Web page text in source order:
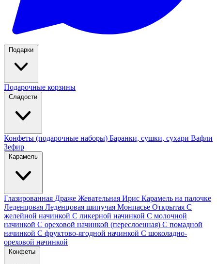
Подарки
Подарочные корзины
Сладости
Конфеты (подарочные наборы) Баранки, сушки, сухари Вафли
Зефир
Карамель
Глазированная Драже Жевательная Ирис Карамель на палочке
Леденцовая Леденцовая шипучая Монпасье Открытая С
желейной начинкой С ликерной начинкой С молочной
начинкой С ореховой начинкой (переслоенная) С помадной
начинкой С фруктово-ягодной начинкой С шоколадно-
ореховой начинкой
Конфеты